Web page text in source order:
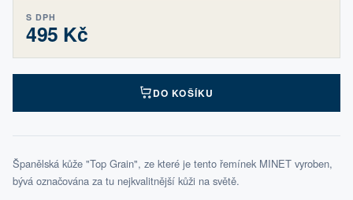
S DPH
495 Kč
DO KOŠÍKU
Španělská kůže "Top Grain", ze které je tento řemínek MINET vyroben,
bývá označována za tu nejkvalitnější kůži na světě.